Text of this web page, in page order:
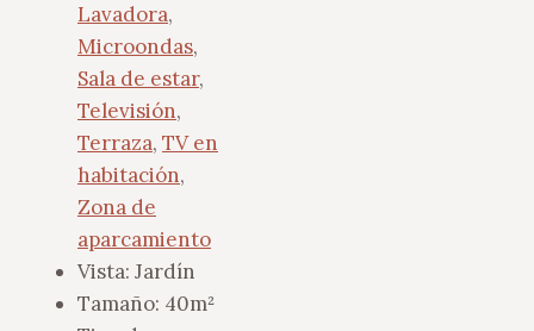
Lavadora,
Microondas,
Sala de estar,
Televisión,
Terraza, TV en
habitación,
Zona de
aparcamiento
Vista: Jardín
Tamaño: 40m²